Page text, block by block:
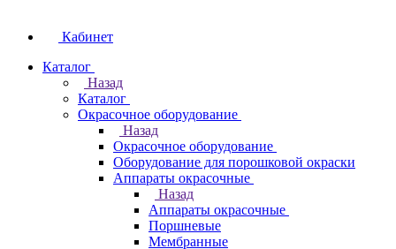
Кабинет
Каталог
Назад
Каталог
Окрасочное оборудование
Назад
Окрасочное оборудование
Оборудование для порошковой окраски
Аппараты окрасочные
Назад
Аппараты окрасочные
Поршневые
Мембранные